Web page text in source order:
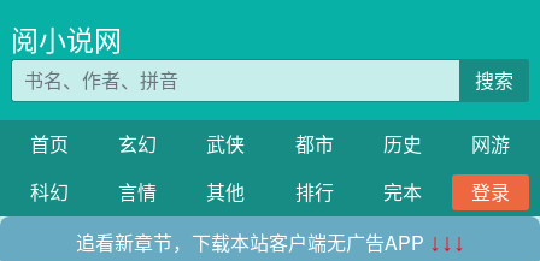
阅小说网
搜索
首页 玄幻 武侠 都市 历史
网游
科幻
言情 其他 排行 完本
登录
追看新章节，下载本站客户端无广告APP ↓↓↓